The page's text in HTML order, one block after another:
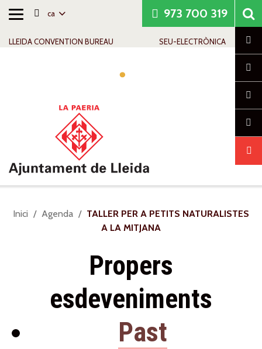
Alternar
ca
LLEIDA CONVENTION BUREAU SEU-ELECTRÒNICA
973 700 319
Sou
Inici Agenda
TALLER PER A PETITS NATURALISTES
A LA MITJANA
Propers
esdeveniments
Past